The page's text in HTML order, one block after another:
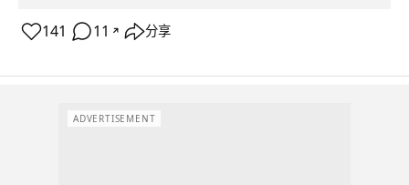
141 11 ↗ 分享
ADVERTISEMENT